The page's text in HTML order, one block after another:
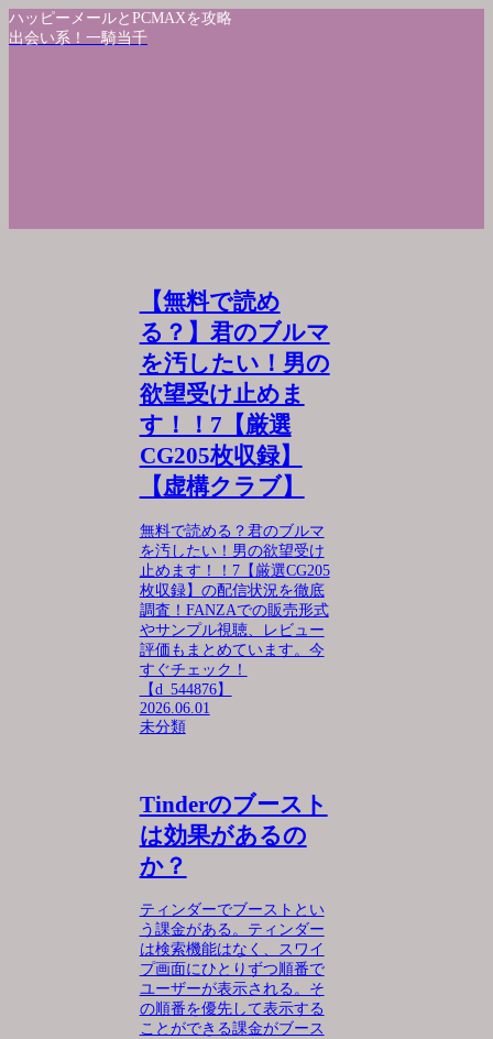
ハッピーメールとPCMAXを攻略
出会い系！一騎当千
【無料で読め
る？】君のブルマ
を汚したい！男の
欲望受け止めま
す！！7【厳選
CG205枚収録】
【虚構クラブ】
無料で読める？君のブルマ
を汚したい！男の欲望受け
止めます！！7【厳選CG205
枚収録】の配信状況を徹底
調査！FANZAでの販売形式
やサンプル視聴、レビュー
評価もまとめています。今
すぐチェック！
【d_544876】
2026.06.01
未分類
Tinderのブースト
は効果があるの
か？
ティンダーでブーストとい
う課金がある。ティンダー
は検索機能はなく、スワイ
プ画面にひとりずつ順番で
ユーザーが表示される。そ
の順番を優先して表示する
ことができる課金がブース